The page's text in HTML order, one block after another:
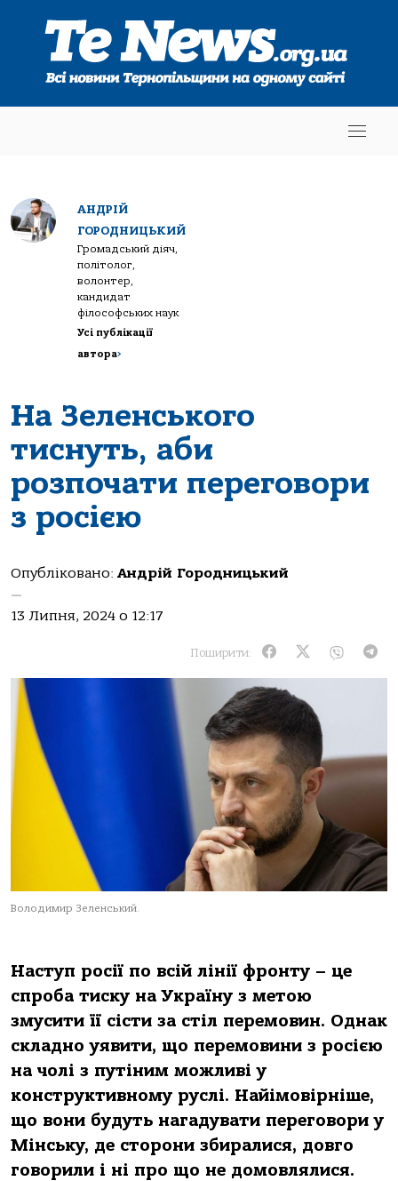
АНДРІЙ
ГОРОДНИЦЬКИЙ
Громадський діяч,
політолог,
волонтер,
кандидат
філософських наук
Усі публікації
автора>
На Зеленського
тиснуть, аби
розпочати переговори
з росією
Опубліковано: Андрій Городницький
—
13 Липня, 2024 о 12:17
Поширити:
Володимир Зеленський.
Наступ росії по всій лінії фронту – це
спроба тиску на Україну з метою
змусити її сісти за стіл перемовин. Однак
складно уявити, що перемовини з росією
на чолі з путіним можливі у
конструктивному руслі. Найімовірніше,
що вони будуть нагадувати переговори у
Мінську, де сторони збиралися, довго
говорили і ні про що не домовлялися.